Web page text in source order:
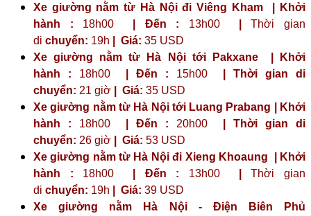
Xe giường nằm từ Hà Nội đi Viêng Kham | Khởi
hành : 18h00 | Đến : 13h00|Thời gian
di chuyển: 19h Giá: 35 USD
Xe giường nằm từ Hà Nội tới Pakxane | Khởi
hành : 18h00 | Đến : 15h00 | Thời gian di
chuyển: 21 giờ | Giá: 35 USD
Xe giường nằm từ Hà Nội tới Luang Prabang | Khởi
hành : 18h00 | Đến : 20h00 | Thời gian di
chuyển: 26 giờ | Giá: 53 USD
Xe giường nằm từ Hà Nội đi Xieng Khoaung | Khởi
hành : 18h00 | Đến : 13h00|Thời gian
di chuyển: 19h Giá: 39 USD
Xe giường nằm Hà Nội - Điện Biên Phủ